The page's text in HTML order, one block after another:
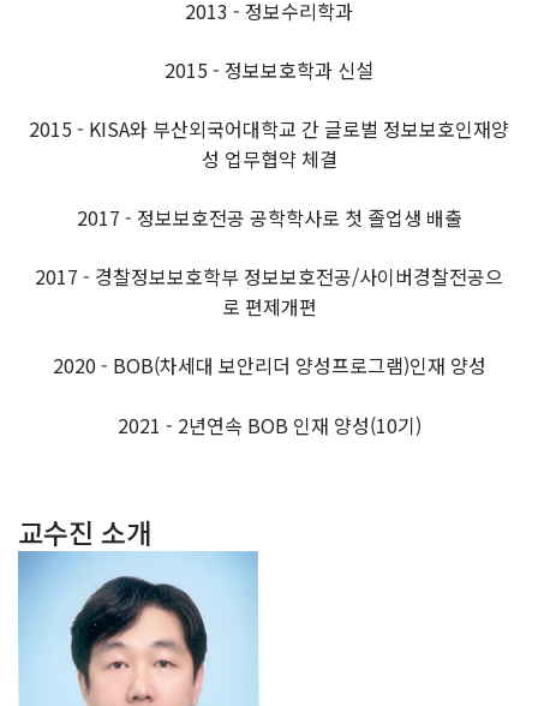
2013 - 정보수리학과
2015 - 정보보호학과 신설
2015 - KISA와 부산외국어대학교 간 글로벌 정보보호인재양
성 업무협약 체결
2017 - 정보보호전공 공학학사로 첫 졸업생 배출
2017 - 경찰정보보호학부 정보보호전공/사이버경찰전공으
로 편제개편
2020 - BOB(차세대 보안리더 양성프로그램)인재 양성
2021 - 2년연속 BOB 인재 양성(10기)
교수진 소개